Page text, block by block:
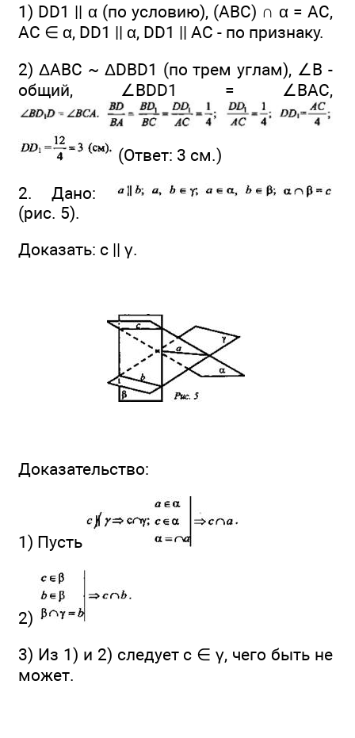
1) DD1 || α (по условию), (ABC) ∩ α = АС,
АС ∈ α, DD1 || α, DD1 || АС - по признаку.
2) ΔАВС ~ ΔDBD1 (по трем углам), ∠В -
общий, ∠BDD1 = ∠BAC,
(Ответ: 3 см.)
2. Дано:
(рис. 5).
Доказать: с || γ.
Доказательство:
1) Пусть
2)
3) Из 1) и 2) следует с ∈ γ, чего быть не
может.